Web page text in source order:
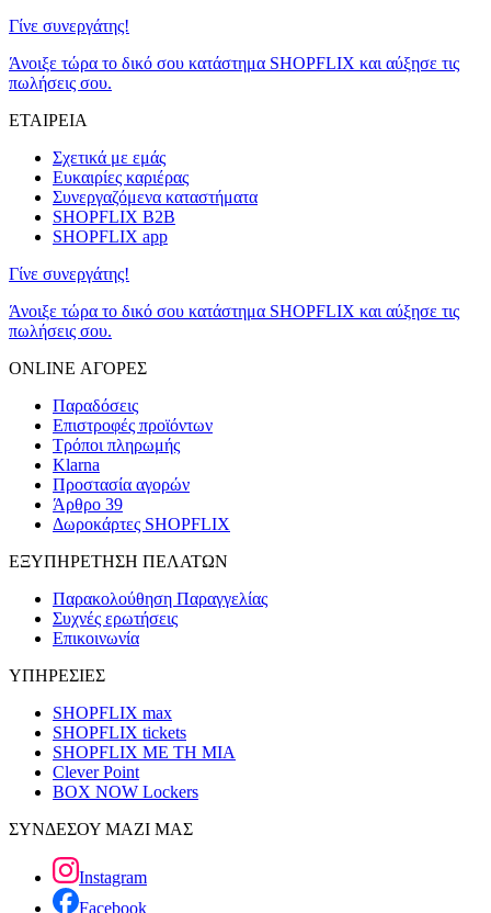
Γίνε συνεργάτης!
Άνοιξε τώρα το δικό σου κατάστημα SHOPFLIX και αύξησε τις
πωλήσεις σου.
ΕΤΑΙΡΕΙΑ
Σχετικά με εμάς
Ευκαιρίες καριέρας
Συνεργαζόμενα καταστήματα
SHOPFLIX B2B
SHOPFLIX app
Γίνε συνεργάτης!
Άνοιξε τώρα το δικό σου κατάστημα SHOPFLIX και αύξησε τις
πωλήσεις σου.
ONLINE ΑΓΟΡΕΣ
Παραδόσεις
Επιστροφές προϊόντων
Τρόποι πληρωμής
Klarna
Προστασία αγορών
Άρθρο 39
Δωροκάρτες SHOPFLIX
ΕΞΥΠΗΡΕΤΗΣΗ ΠΕΛΑΤΩΝ
Παρακολούθηση Παραγγελίας
Συχνές ερωτήσεις
Επικοινωνία
ΥΠΗΡΕΣΙΕΣ
SHOPFLIX max
SHOPFLIX tickets
SHOPFLIX ΜΕ ΤΗ ΜΙΑ
Clever Point
BOX NOW Lockers
ΣΥΝΔΕΣΟΥ ΜΑΖΙ ΜΑΣ
Instagram
Facebook